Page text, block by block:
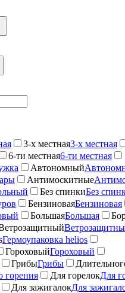
3-х местная3-х местная
6-ти местная6-ти местная
Автономный
Антимоскитные
Без спинкиБез
БензиноваяБензиновая
БольшаяБольшая
Гермоупаковка helios
ГороховыйГороховый
ГрибыГрибы
горения Для горелокДля
Для зажигалокДля